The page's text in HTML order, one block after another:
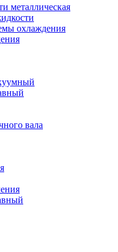
металлическая
охлаждения
вала